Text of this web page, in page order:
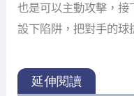
也是可以主動攻擊，接
設下陷阱，把對手的球